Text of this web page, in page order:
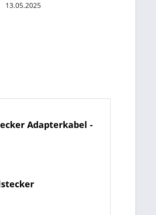
13.05.2025
Adapterkabel -